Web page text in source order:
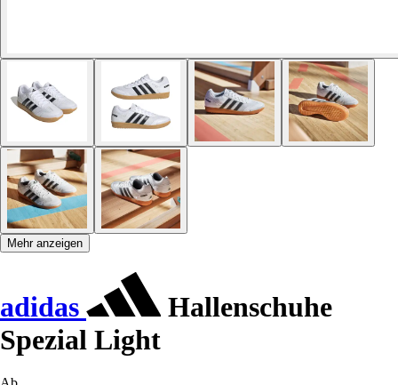
Mehr anzeigen
adidas
Hallenschuhe
Spezial Light